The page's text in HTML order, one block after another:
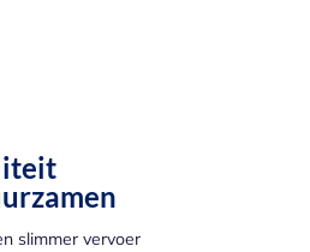
slimmer vervoer